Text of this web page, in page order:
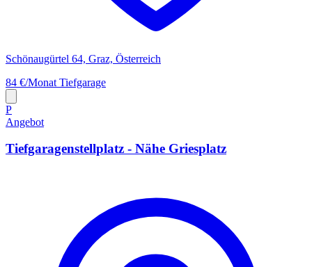
Schönaugürtel 64, Graz, Österreich
84 €/Monat Tiefgarage
P
Angebot
Tiefgaragenstellplatz - Nähe Griesplatz